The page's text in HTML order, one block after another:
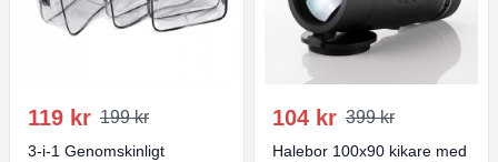
119 kr 199 kr
3-i-1 Genomskinligt
104 kr 399 kr
Halebor 100x90 kikare med